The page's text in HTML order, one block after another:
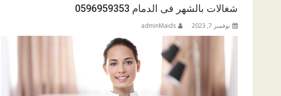
شغالات بالشهر فى الدمام 0596959353
نوفمبر 7, 2023 adminMaids